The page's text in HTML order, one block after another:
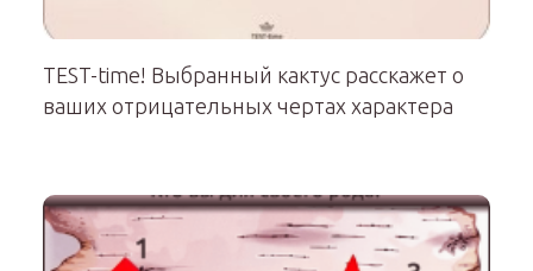
TEST-time! Выбранный кактус расскажет о
ваших отрицательных чертах характера